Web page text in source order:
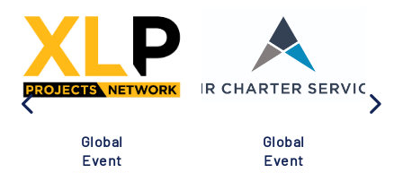
Global
Event
Global
Event